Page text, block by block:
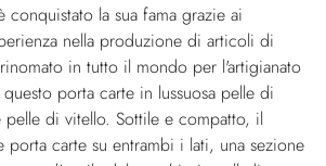
conquistato la sua fama grazie ai
nella produzione di articoli di
in tutto il mondo per l'artigianato
questo porta carte in lussuosa pelle di
di vitello. Sottile e compatto, il
carte su entrambi i lati, una sezione